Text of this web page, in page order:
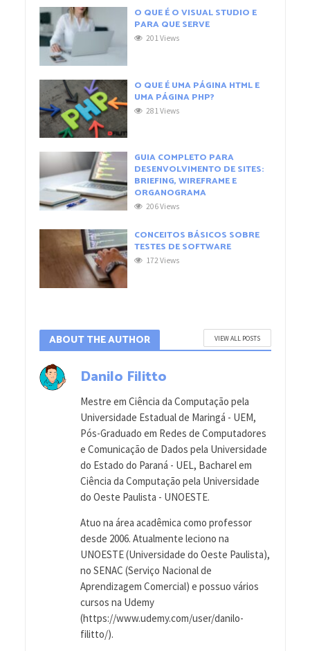
O QUE É O VISUAL STUDIO E
PARA QUE SERVE
201 Views
O QUE É UMA PÁGINA HTML E
UMA PÁGINA PHP?
281 Views
GUIA COMPLETO PARA
DESENVOLVIMENTO DE SITES:
BRIEFING, WIREFRAME E
ORGANOGRAMA
206 Views
CONCEITOS BÁSICOS SOBRE
TESTES DE SOFTWARE
172 Views
ABOUT THE AUTHOR VIEW ALL POSTS
Danilo Filitto
Mestre em Ciência da Computação pela
Universidade Estadual de Maringá - UEM,
Pós-Graduado em Redes de Computadores
e Comunicação de Dados pela Universidade
do Estado do Paraná - UEL, Bacharel em
Ciência da Computação pela Universidade
do Oeste Paulista - UNOESTE.
Atuo na área acadêmica como professor
desde 2006. Atualmente leciono na
UNOESTE (Universidade do Oeste Paulista),
no SENAC (Serviço Nacional de
Aprendizagem Comercial) e possuo vários
cursos na Udemy
(https://www.udemy.com/user/danilo-
filitto/).